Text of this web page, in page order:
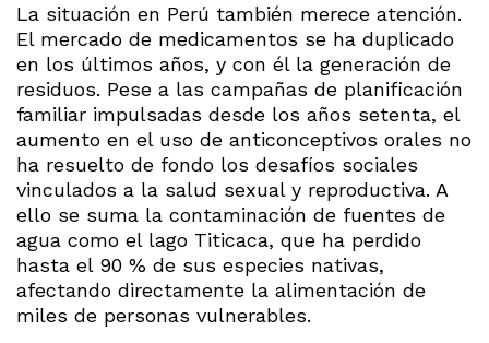
La situación en Perú también merece atención.
El mercado de medicamentos se ha duplicado
en los últimos años, y con él la generación de
residuos. Pese a las campañas de planificación
familiar impulsadas desde los años setenta, el
aumento en el uso de anticonceptivos orales no
ha resuelto de fondo los desafíos sociales
vinculados a la salud sexual y reproductiva. A
ello se suma la contaminación de fuentes de
agua como el lago Titicaca, que ha perdido
hasta el 90 % de sus especies nativas,
afectando directamente la alimentación de
miles de personas vulnerables.